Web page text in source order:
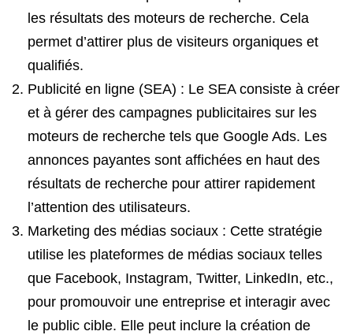
les résultats des moteurs de recherche. Cela
permet d’attirer plus de visiteurs organiques et
qualifiés.
Publicité en ligne (SEA) : Le SEA consiste à créer
et à gérer des campagnes publicitaires sur les
moteurs de recherche tels que Google Ads. Les
annonces payantes sont affichées en haut des
résultats de recherche pour attirer rapidement
l’attention des utilisateurs.
Marketing des médias sociaux : Cette stratégie
utilise les plateformes de médias sociaux telles
que Facebook, Instagram, Twitter, LinkedIn, etc.,
pour promouvoir une entreprise et interagir avec
le public cible. Elle peut inclure la création de